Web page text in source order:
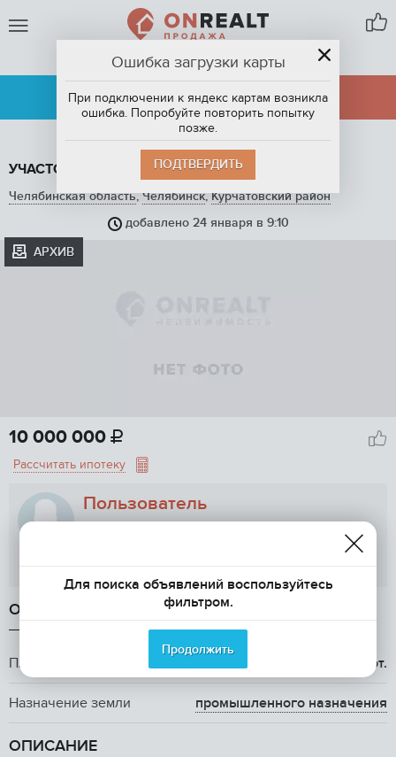
ЧЕЛЯБИНСК
АРЕНДА
ПРОДАЖА
УЧАСТОК, 22 СОТ. НА ПРОДАЖУ В ЧЕЛЯБИНСКЕ
Челябинская область,Челябинск,Курчатовский район
добавлено 24 января в 9:10
АРХИВ
10 000 000 
Рассчитать ипотеку
Пользователь
ОБЩАЯ ИНФОРМАЦИЯ
Площадь участка 22 сот.
Назначение земли промышленного назначения
ОПИСАНИЕ
Ошибка загрузки карты
При подключении к яндекс картам возникла
ошибка. Попробуйте повторить попытку
позже.
ПОДТВЕРДИТЬ
Для поиска объявлений воспользуйтесь
фильтром.
Продолжить